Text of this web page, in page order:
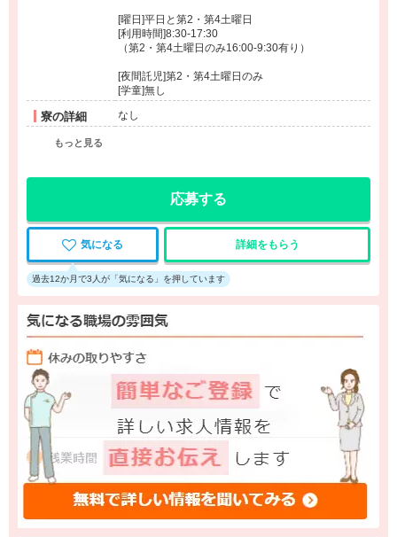
[曜日]平日と第2・第4土曜日
[利用時間]8:30-17:30
（第2・第4土曜日のみ16:00-9:30有り）
[夜間託児]第2・第4土曜日のみ
[学童]無し
寮の詳細 なし
もっと見る
応募する
気になる 詳細をもらう
過去12か月で3人が「気になる」を押しています